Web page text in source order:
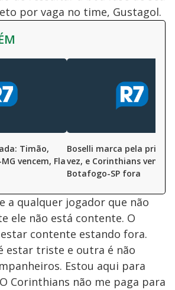
por vaga no time, Gustagol.
Timão,
vencem, Fla
Boselli marca pela
vez, e Corinthians vence
Botafogo-SP fora
a qualquer jogador que não
ele não está contente. O
contente estando fora.
estar triste e outra é não
Estou aqui para
Corinthians não me paga para